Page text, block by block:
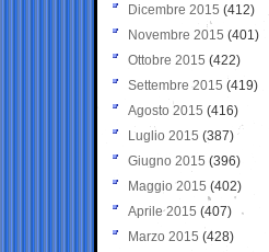
Dicembre 2015 (412)
Novembre 2015 (401)
Ottobre 2015 (422)
Settembre 2015 (419)
Agosto 2015 (416)
Luglio 2015 (387)
Giugno 2015 (396)
Maggio 2015 (402)
Aprile 2015 (407)
Marzo 2015 (428)